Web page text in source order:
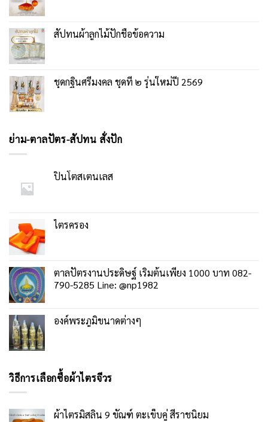
สัปทนผ้าลูกไม้ปักชื่อข้อความ
ชุดกฐินศรีมงคล ชุดที่ ๒ รุ่นใหม่ปี 2569
ย่าม-ตาลปัตร-สัปทน สั่งปัก
ปิ่นโตสเตนเลส
ไตรครอง
ตาลปัตรงานประดิษฐ์ เริ่มต้นเพียง 1000 บาท 082-
790-5285 Line: @np1982
องค์พระภูมิขนาดต่างๆ
วิธีการเลือกซื้อผ้าไตรจีวร
ผ้าไตรมิสลิน 9 ขัณฑ์ ตะเข็บคู่ สีราชนิยม